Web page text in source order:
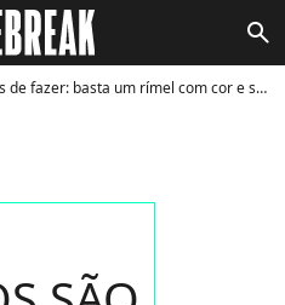
search
rímel com cor e sua make de Halloween já está incrível - Foto